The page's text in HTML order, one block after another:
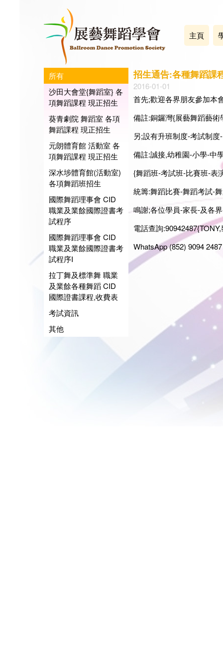
主頁
所有
沙田大會堂{舞蹈室} 各
項舞蹈課程 現正招生
葵青劇院 舞蹈室 各項
舞蹈課程 現正招生
元朗體育館 活動室 各
項舞蹈課程 現正招生
深水埗體育館(活動室)
各項舞蹈班招生
國際舞蹈理事會 CID
職業及業餘國際證書考
試程序
國際舞蹈理事會 CID
職業及業餘國際證書考
試程序I
拉丁舞及標準舞 職業
及業餘各種舞蹈 CID
國際證書課程,收費表
考試資訊
其他
招生通告:各種舞蹈課
2016-01-01
首先;歡迎各界朋友參加本
備註:銅鑼灣{展藝舞蹈藝
另;設有升班制度-考試制
備註:誠接,幼稚園-小學-中
{舞蹈班-考試班-比賽班-表
統籌:舞蹈比賽-舞蹈考試-
鳴謝;各位學員-家長-及各
電話查詢
WhatsApp (852) 9094